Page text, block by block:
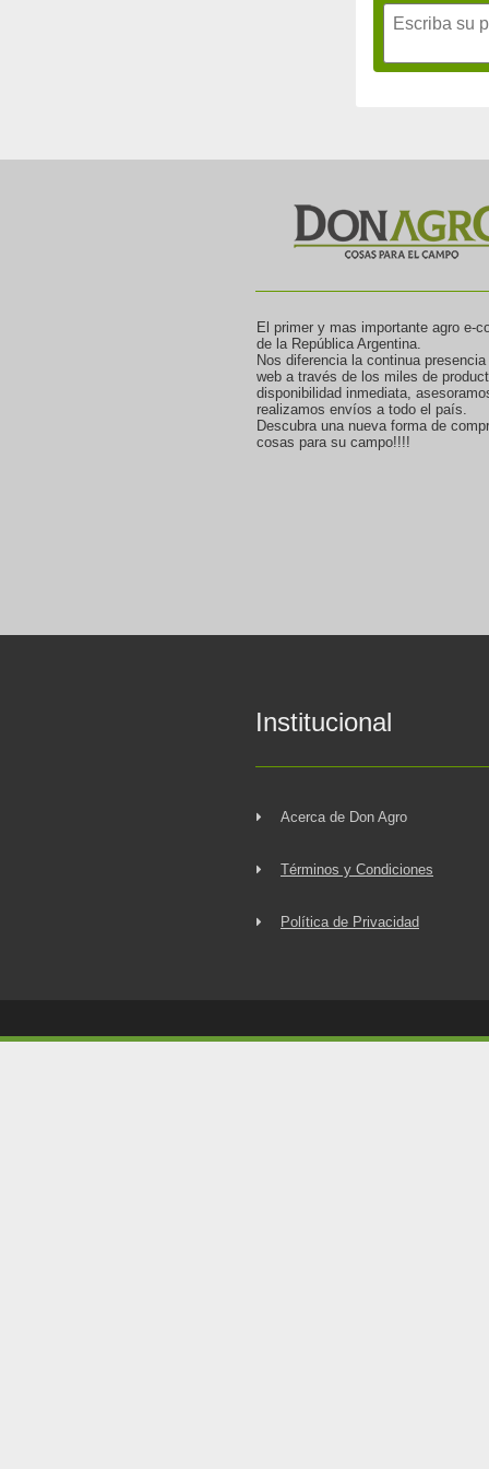
El primer y mas importante agro e-
de la República Argentina.
Nos diferencia la continua
web a través de los miles de
disponibilidad inmediata,
realizamos envíos a todo el país.
Descubra una nueva forma de
cosas para su campo!!!!
Institucional
Acerca de Don Agro
Términos y Condiciones
Política de Privacidad